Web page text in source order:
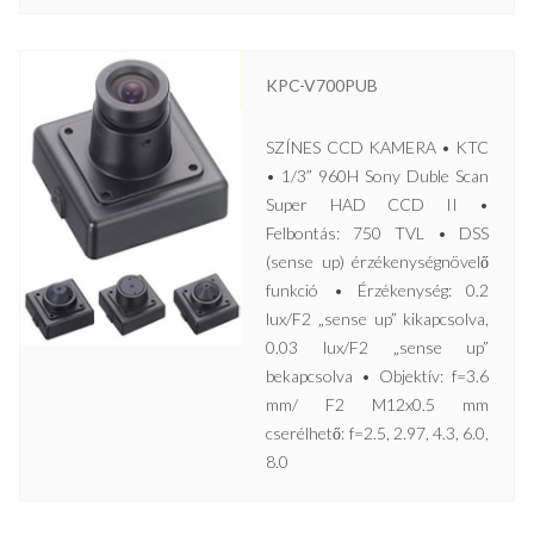
KPC-V700PUB
SZÍNES CCD KAMERA • KTC
• 1/3” 960H Sony Duble Scan
Super HAD CCD II •
Felbontás: 750 TVL • DSS
(sense up) érzékenységnövelő
funkció • Érzékenység: 0.2
lux/F2 „sense up” kikapcsolva,
0.03 lux/F2 „sense up”
bekapcsolva • Objektív: f=3.6
mm/ F2 M12x0.5 mm
cserélhető: f=2.5, 2.97, 4.3, 6.0,
8.0